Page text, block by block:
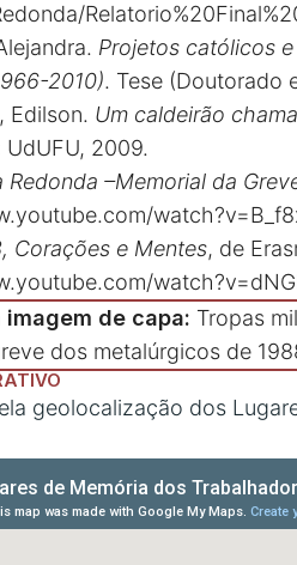
Projetos católicos
2010). Tese (Doutorado
Edilson. Um caldeirão
UdUFU, 2009.
Redonda –Memorial da
Corações e Mentes, de
de capa: Tropas
dos metalúrgicos de
geolocalização dos